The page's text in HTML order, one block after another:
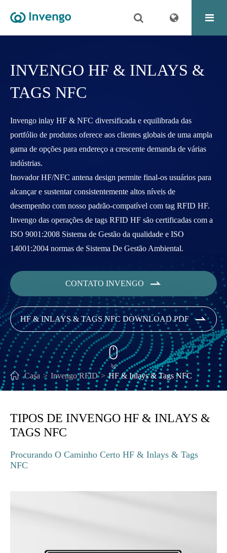
INVENGO HF & INLAYS &
TAGS NFC
Invengo inlay HF & NFC diversificada e equilibrada das
portfólio de produtos oferece aos clientes globais de uma ampla
gama de opções para endereço a crescente demanda de várias
indústrias.
Inovador HF/NFC antena design permite final-os usuários para
alcançar e sustentar consistentemente altos níveis de
desempenho com nosso padrão-compatível com tag RFID HF.
Invengo das operações de tags RFID HF são certificadas com a
ISO 9001:2008 Sistema de Gestão da qualidade e ISO
14001:2004 normas de Sistema De Gestão Ambiental.
CONTATO INVENGO 
HF & INLAYS & TAGS NFC DOWNLOAD PDF 
Casa Invengo RFID HF & Inlays & Tags NFC


TIPOS DE INVENGO HF & INLAYS &
TAGS NFC
Procurando O Caminho Certo HF & Inlays & Tags
NFC